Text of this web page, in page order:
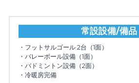
スクール参加規約
よくある質問 / FAQ
03-6435-0582
常設設備/備品
・フットサルゴール 2台（1面）
・バレーボール設備（1面）
・バドミントン設備（2面）
・冷暖房完備